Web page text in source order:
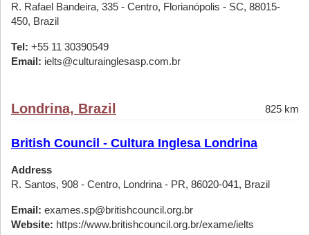
R. Rafael Bandeira, 335 - Centro, Florianópolis - SC, 88015-
450, Brazil
Tel: +55 11 30390549
Email: ielts@culturainglesasp.com.br
Londrina, Brazil 825 km
British Council - Cultura Inglesa Londrina
Address
R. Santos, 908 - Centro, Londrina - PR, 86020-041, Brazil
Email: exames.sp@britishcouncil.org.br
Website: https://www.britishcouncil.org.br/exame/ielts